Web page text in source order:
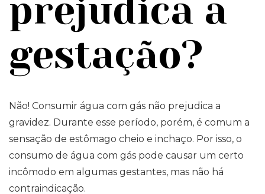
prejudica a
gestação?
Não! Consumir água com gás não prejudica a
gravidez. Durante esse período, porém, é comum a
sensação de estômago cheio e inchaço. Por isso, o
consumo de água com gás pode causar um certo
incômodo em algumas gestantes, mas não há
contraindicação.